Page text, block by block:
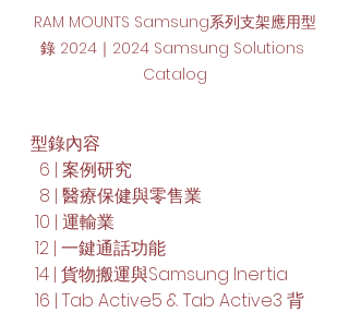
RAM MOUNTS Samsung系列支架應用型
錄 2024｜2024 Samsung Solutions
Catalog
型錄內容
  6 | 案例研究
  8 | 醫療保健與零售業
10 | 運輸業
12 | 一鍵通話功能
14 | 貨物搬運與Samsung Inertia